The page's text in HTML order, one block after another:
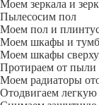
Моем зеркала и
Пылесосим пол
Моем пол и
Моем шкафы и
Моем шкафы сверху
Протираем от пыли
Моем радиаторы
Отодвигаем